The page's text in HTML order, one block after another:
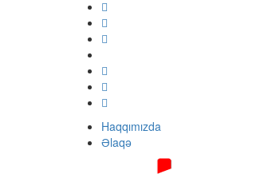
Haqqımızda
Əlaqə